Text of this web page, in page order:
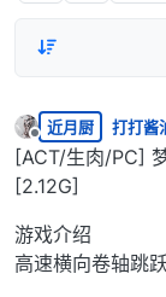
离线
近月厨 打打酱
[ACT/生肉/PC]
[2.12G]
游戏介绍
高速横向卷轴跳